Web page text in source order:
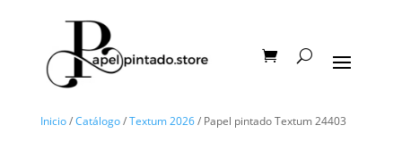
Inicio/Catálogo/Textum 2026/ Papel pintado Textum 24403